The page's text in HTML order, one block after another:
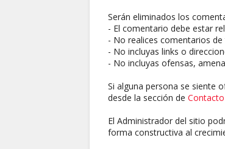
Serán eliminados los
- El comentario debe estar
- No realices comentarios de
- No incluyas links o
- No incluyas ofensas,
Si alguna persona se siente
desde la sección de Contacto
El Administrador del sitio
forma constructiva al